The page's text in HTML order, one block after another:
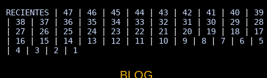
RECIENTES
47 46 45 44 43 42 41 40
39
38 37 36 35 34 33 32 31 30 29
28
27 26 25 24 23 22 21 20 19 18
17
16 15 14 13 12 11 10 9 8 7 6
5
4 3 2 1
BLOG